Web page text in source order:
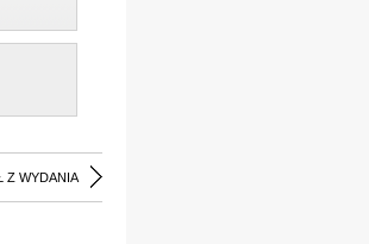
Z WYDANIA